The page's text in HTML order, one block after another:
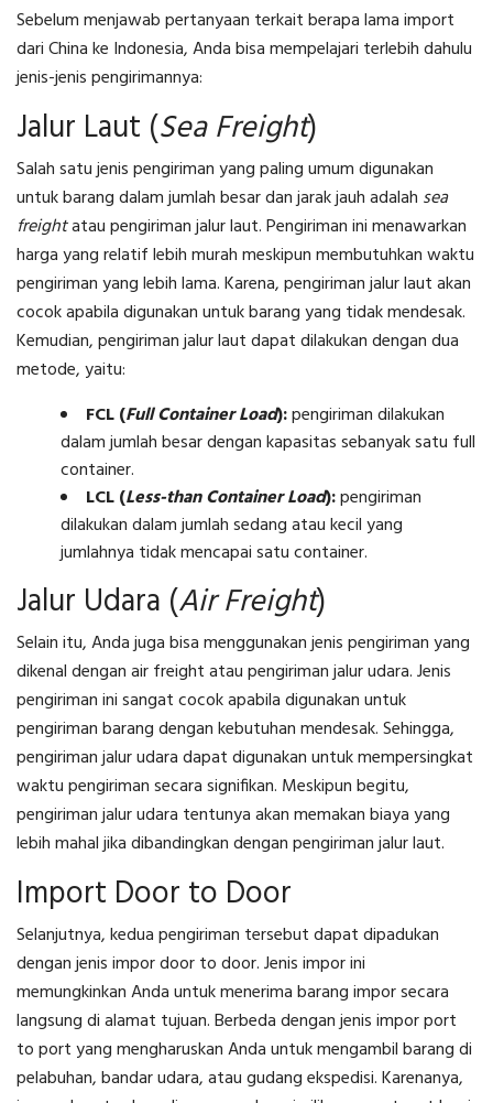
Sebelum menjawab pertanyaan terkaitberapa lama import
dari China ke Indonesia, Anda bisa mempelajari terlebih dahulu
jenis-jenis pengirimannya:
Jalur Laut (Sea Freight)
Salah satu jenis pengiriman yang paling umum digunakan
untuk barang dalam jumlah besar dan jarak jauh adalah sea
freightatau pengiriman jalur laut. Pengiriman ini menawarkan
harga yang relatif lebih murah meskipun membutuhkan waktu
pengiriman yang lebih lama. Karena, pengiriman jalur laut akan
cocok apabila digunakan untuk barang yang tidak mendesak.
Kemudian, pengiriman jalur laut dapat dilakukan dengan dua
metode, yaitu:
FCL (Full Container Load):pengiriman dilakukan
dalam jumlah besar dengan kapasitas sebanyak satu full
container.
LCL (Less-than Container Load):pengiriman
dilakukan dalam jumlah sedang atau kecil yang
jumlahnya tidak mencapai satu container.
Jalur Udara (Air Freight)
Selain itu, Anda juga bisa menggunakan jenis pengiriman yang
dikenal dengan air freight atau pengiriman jalur udara. Jenis
pengiriman ini sangat cocok apabila digunakan untuk
pengiriman barang dengan kebutuhan mendesak. Sehingga,
pengiriman jalur udara dapat digunakan untuk mempersingkat
waktu pengiriman secara signifikan. Meskipun begitu,
pengiriman jalur udara tentunya akan memakan biaya yang
lebih mahal jika dibandingkan dengan pengiriman jalur laut.
Import Door to Door
Selanjutnya, kedua pengiriman tersebut dapat dipadukan
dengan jenis impor door to door. Jenis impor ini
memungkinkan Anda untuk menerima barang impor secara
langsung di alamat tujuan. Berbeda dengan jenis impor port
to port yang mengharuskan Anda untuk mengambil barang di
pelabuhan, bandar udara, atau gudang ekspedisi. Karenanya,